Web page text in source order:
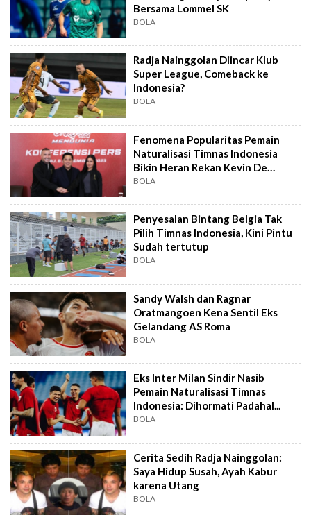
Bersama Lommel SK
BOLA
Radja Nainggolan Diincar Klub
Super League, Comeback ke
Indonesia?
BOLA
Fenomena Popularitas Pemain
Naturalisasi Timnas Indonesia
Bikin Heran Rekan Kevin De
Bruyne
BOLA
Penyesalan Bintang Belgia Tak
Pilih Timnas Indonesia, Kini Pintu
Sudah tertutup
BOLA
Sandy Walsh dan Ragnar
Oratmangoen Kena Sentil Eks
Gelandang AS Roma
BOLA
Eks Inter Milan Sindir Nasib
Pemain Naturalisasi Timnas
Indonesia: Dihormati Padahal...
BOLA
Cerita Sedih Radja Nainggolan:
Saya Hidup Susah, Ayah Kabur
karena Utang
BOLA